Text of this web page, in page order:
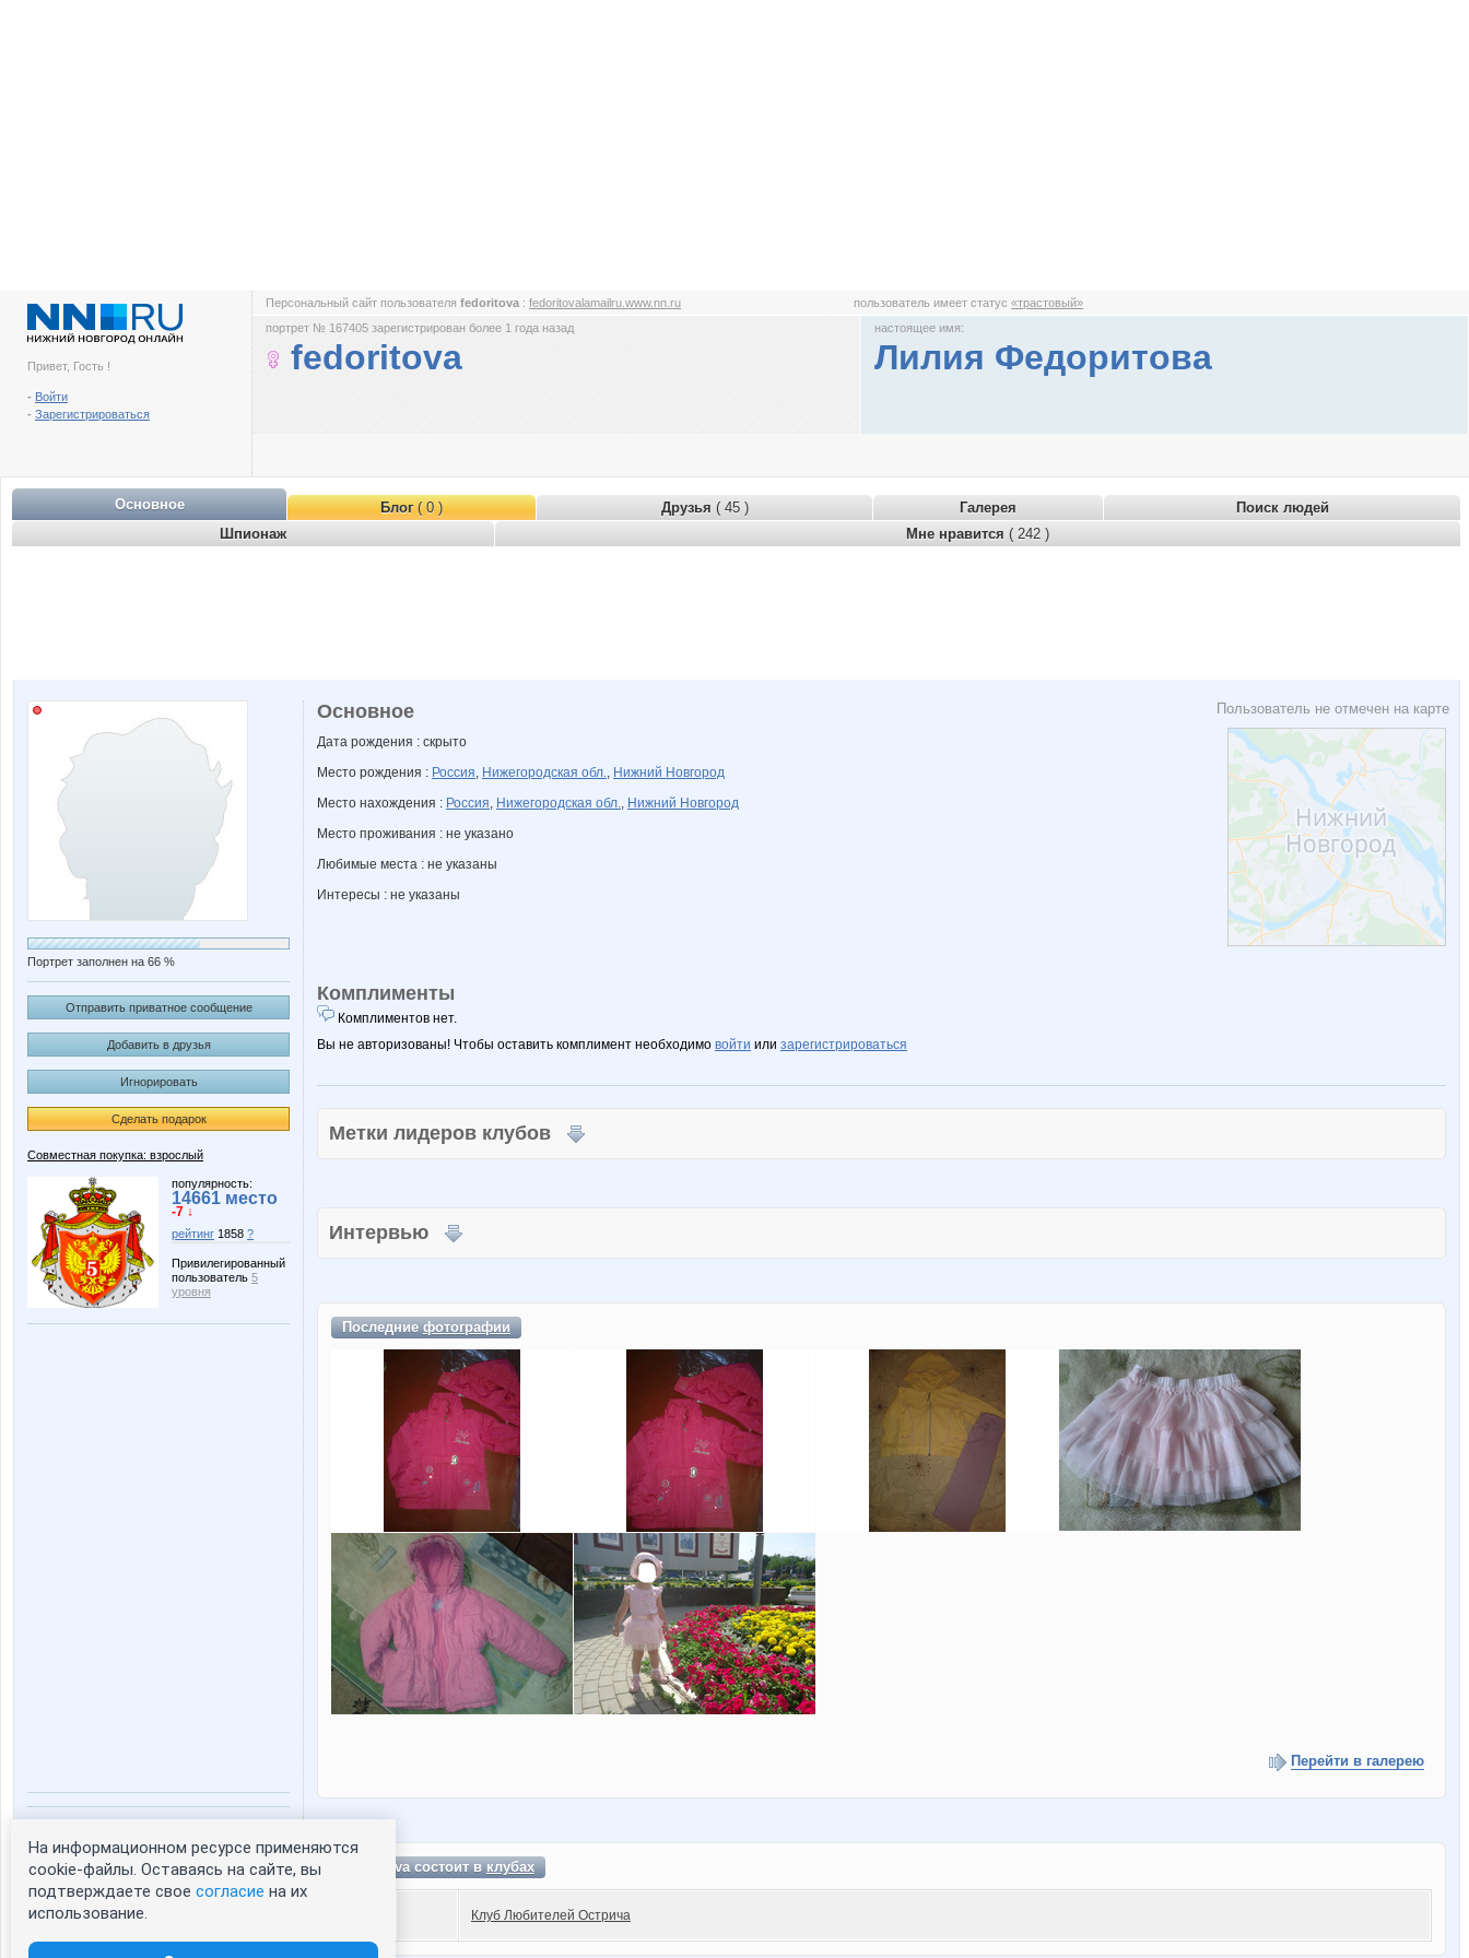
Привет, Гость !
- Войти
- Зарегистрироваться
Персональный сайт пользователя fedoritova : fedoritovalamailru.www.nn.ru пользователь имеет статус«трастовый»
портрет № 167405 зарегистрирован более 1 года назад
fedoritova
настоящее имя:
Лилия Федоритова
Основное Блог( 0 ) Друзья ( 45 ) Галерея
Поиск людей
Шпионаж
Мне нравится ( 242 )
Портрет заполнен на 66 %
Отправить приватное сообщение
Добавить в друзья
Игнорировать
Сделать подарок
Совместная покупка: взрослый
популярность:
14661 место
-7 ↓
рейтинг 1858 ?
Привилегированный
пользователь 5
уровня
сейчас просматривают портрет - 0
посетившие портрет за 7 дней - 0
Пользователь не отмечен на карте
Основное
Дата рождения : скрыто
Место рождения : Россия, Нижегородская обл., Нижний Новгород
Место нахождения : Россия, Нижегородская обл., Нижний Новгород
Место проживания : не указано
Любимые места : не указаны
Интересы : не указаны
Комплименты
Комплиментов нет.
Вы не авторизованы! Чтобы оставить комплимент необходимо войти или зарегистрироваться
Метки лидеров клубов
Интервью
Последниефотографии
Перейти в галерею
fedoritova состоит вклубах
Клуб Любителей Острича
На информационном ресурсе применяются
cookie-файлы. Оставаясь на сайте, вы
подтверждаете свое согласие на их
использование.